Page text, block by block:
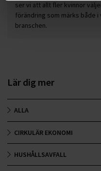
ser vi att allt fler kvinnor
förändring som märks både
branschen.
Lär dig mer
ALLA
CIRKULÄR EKONOMI
HUSHÅLLSAVFALL